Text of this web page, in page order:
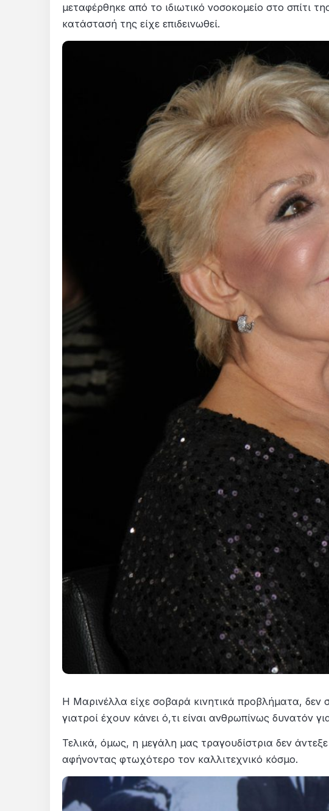
μεταφέρθηκε από το ιδιωτικό νοσοκομείο στο σπίτι
κατάστασή της είχε επιδεινωθεί.
Η Μαρινέλλα είχε σοβαρά κινητικά προβλήματα,
γιατροί έχουν κάνει ό,τι είναι ανθρωπίνως δυνατόν
Τελικά, όμως, η μεγάλη μας τραγουδίστρια δεν
αφήνοντας φτωχότερο τον καλλιτεχνικό κόσμο.